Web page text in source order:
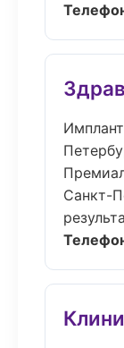
Санкт-